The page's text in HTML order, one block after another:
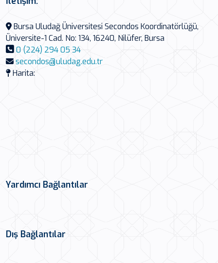
Bursa Uludağ Üniversitesi Secondos Koordinatörlüğü,
Üniversite-1 Cad. No: 134, 16240, Nilüfer, Bursa
0 (224) 294 05 34
secondos@uludag.edu.tr
Harita:
Yardımcı Bağlantılar
Dış Bağlantılar